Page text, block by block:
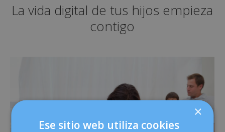
La vida digital de tus hijos empieza
contigo
×
Ese sitio web utiliza cookies